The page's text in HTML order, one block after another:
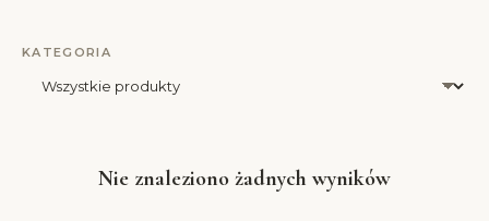
KATEGORIA
Wybierz kategorię produktów
Nie znaleziono żadnych wyników